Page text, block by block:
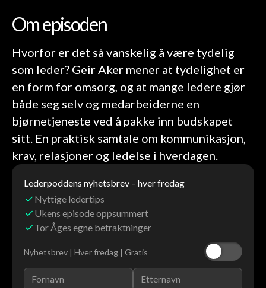
Om episoden
Hvorfor er det så vanskelig å være tydelig
som leder? Geir Aker mener at tydelighet er
en form for omsorg, og at mange ledere gjør
både seg selv og medarbeiderne en
bjørnetjeneste ved å pakke inn budskapet
sitt. En praktisk samtale om kommunikasjon,
krav, relasjoner og ledelse i hverdagen.
Lederpoddens nyhetsbrev – hver fredag
Nyttige ledertips
Ukens episode oppsummert
Tor Åges egne betraktninger
Nyhetsbrev | Hver fredag | Gratis